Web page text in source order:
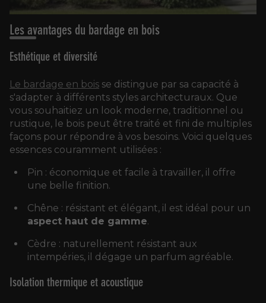
Les avantages du bardage en bois
Esthétique et diversité
Le bardage en bois se distingue par sa capacité à
s'adapter à différents styles architecturaux. Que
vous souhaitiez un look moderne, traditionnel ou
rustique, le bois peut être traité et fini de multiples
façons pour répondre à vos besoins. Voici quelques
essences couramment utilisées :
Pin : économique et facile à travailler, il offre
une belle finition.
Chêne : résistant et élégant, il est idéal pour un
aspect haut de gamme.
Cèdre : naturellement résistant aux
intempéries, il dégage un parfum agréable.
Isolation thermique et acoustique